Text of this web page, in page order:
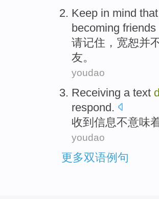
Keep in mind
becoming
请记住，宽恕并
友。
youdao
Receiving a text
respond.
收到 信息不意味
youdao
更多双语例句